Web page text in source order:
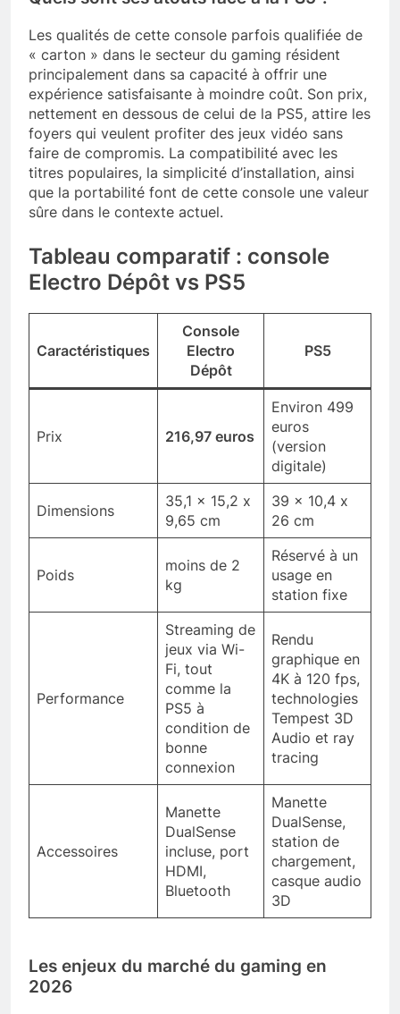
Les qualités de cette console parfois qualifiée de
« carton » dans le secteur du gaming résident
principalement dans sa capacité à offrir une
expérience satisfaisante à moindre coût. Son prix,
nettement en dessous de celui de la PS5, attire les
foyers qui veulent profiter des jeux vidéo sans
faire de compromis. La compatibilité avec les
titres populaires, la simplicité d’installation, ainsi
que la portabilité font de cette console une valeur
sûre dans le contexte actuel.
Tableau comparatif : console
Electro Dépôt vs PS5
Caractéristiques
Console
Electro
Dépôt
PS5
Prix 216,97 euros
Environ 499
euros
(version
digitale)
Dimensions
35,1 x 15,2 x
9,65 cm
39 x 10,4 x
26 cm
Poids
moins de 2
kg
Réservé à un
usage en
station fixe
Performance
Streaming de
jeux via Wi-
Fi, tout
comme la
PS5 à
condition de
bonne
connexion
Rendu
graphique en
4K à 120 fps,
technologies
Tempest 3D
Audio et ray
tracing
Accessoires
Manette
DualSense
incluse, port
HDMI,
Bluetooth
Manette
DualSense,
station de
chargement,
casque audio
3D
Les enjeux du marché du gaming en
2026